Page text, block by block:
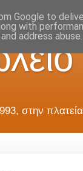
στην
Google to
with
address abuse.